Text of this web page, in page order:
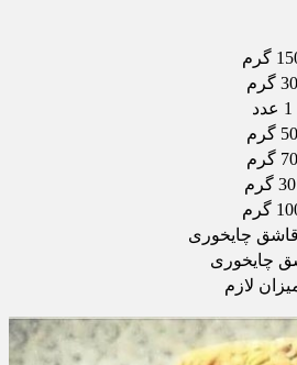
گرم
30 گرم
1 عدد
50 گرم
70 گرم
30 گرم
گرم
چایخوری
لازم